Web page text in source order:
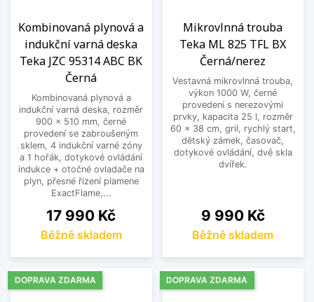
Kombinovaná plynová a
indukční varná deska
Teka JZC 95314 ABC BK
Černá
Kombinovaná plynová a
indukční varná deska, rozměr
900 x 510 mm, černé
provedení se zabroušeným
sklem, 4 indukční varné zóny
a 1 hořák, dotykové ovládání
indukce + otočné ovladače na
plyn, přesné řízení plamene
ExactFlame,...
Cena
17 990 Kč
Běžně skladem
Mikrovlnná trouba
Teka ML 825 TFL BX
Černá/nerez
Vestavná mikrovlnná trouba,
výkon 1000 W, černé
provedení s nerezovými
prvky, kapacita 25 l, rozměr
60 x 38 cm, gril, rychlý start,
dětský zámek, časovač,
dotykové ovládání, dvě skla
dvířek.
Cena
9 990 Kč
Běžně skladem
DOPRAVA ZDARMA DOPRAVA ZDARMA